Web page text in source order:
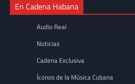
En Cadena Habana
Audio Real
Noticias
Cadena Exclusiva
Íconos de la Música Cubana